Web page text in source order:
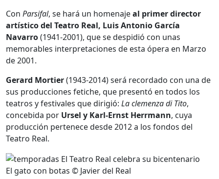
Con Parsifal, se hará un homenajeal primer director
artístico del Teatro Real, Luis Antonio García
Navarro(1941-2001), que se despidió con unas
memorables interpretaciones de esta ópera en Marzo
de 2001.
Gerard Mortier(1943-2014) será recordado con una de
sus producciones fetiche, que presentó en todos los
teatros y festivales que dirigió: La clemenza di Tito,
concebida por Ursel y Karl-Ernst Herrmann, cuya
producción pertenece desde 2012 a los fondos del
Teatro Real.
El gato con botas © Javier del Real